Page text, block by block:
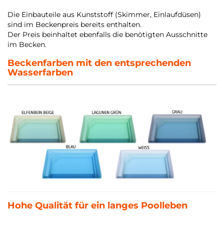
Die Einbauteile aus Kunststoff (Skimmer, Einlaufdüsen)
sind im Beckenpreis bereits enthalten.
Der Preis beinhaltet ebenfalls die benötigten Ausschnitte
im Becken.
Beckenfarben mit den entsprechenden
Wasserfarben
Hohe Qualität für ein langes Poolleben